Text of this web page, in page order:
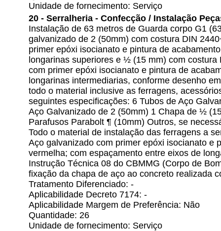
Unidade de fornecimento: Serviço
20 - Serralheria - Confecção / Instalação
Instalação de 63 metros de Guarda corpo G1
galvanizado de 2 (50mm) com costura DIN
primer epóxi isocianato e pintura de
longarinas superiores e ½ (15 mm) com
com primer epóxi isocianato e pintura de
longarinas intermediarias, conforme desenho
todo o material inclusive as ferragens,
seguintes especificações: 6 Tubos de Aço
Aço Galvanizado de 2 (50mm) 1 Chapa de ½
Parafusos Parabolt ¶ (10mm) Outros, se
Todo o material de instalação das ferragens a
Aço galvanizado com primer epóxi isocianato e
vermelha; com espaçamento entre eixos de
Instrução Técnica 08 do CBMMG (Corpo de
fixação da chapa de aço ao concreto realizada
Tratamento Diferenciado: -
Aplicabilidade Decreto 7174: -
Aplicabilidade Margem de Preferência: Não
Quantidade: 26
Unidade de fornecimento: Serviço